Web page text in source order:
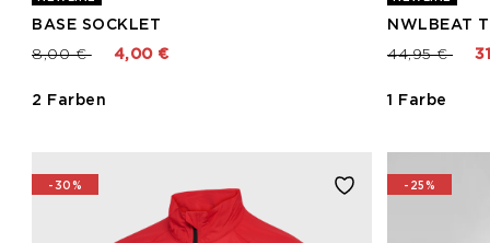
BASE SOCKLET
Preis reduziert von
8,00 €bis 4,00 €
2 Farben
NWLBEAT
Preis
44,95 €bis
1 Farbe
-30% -25%